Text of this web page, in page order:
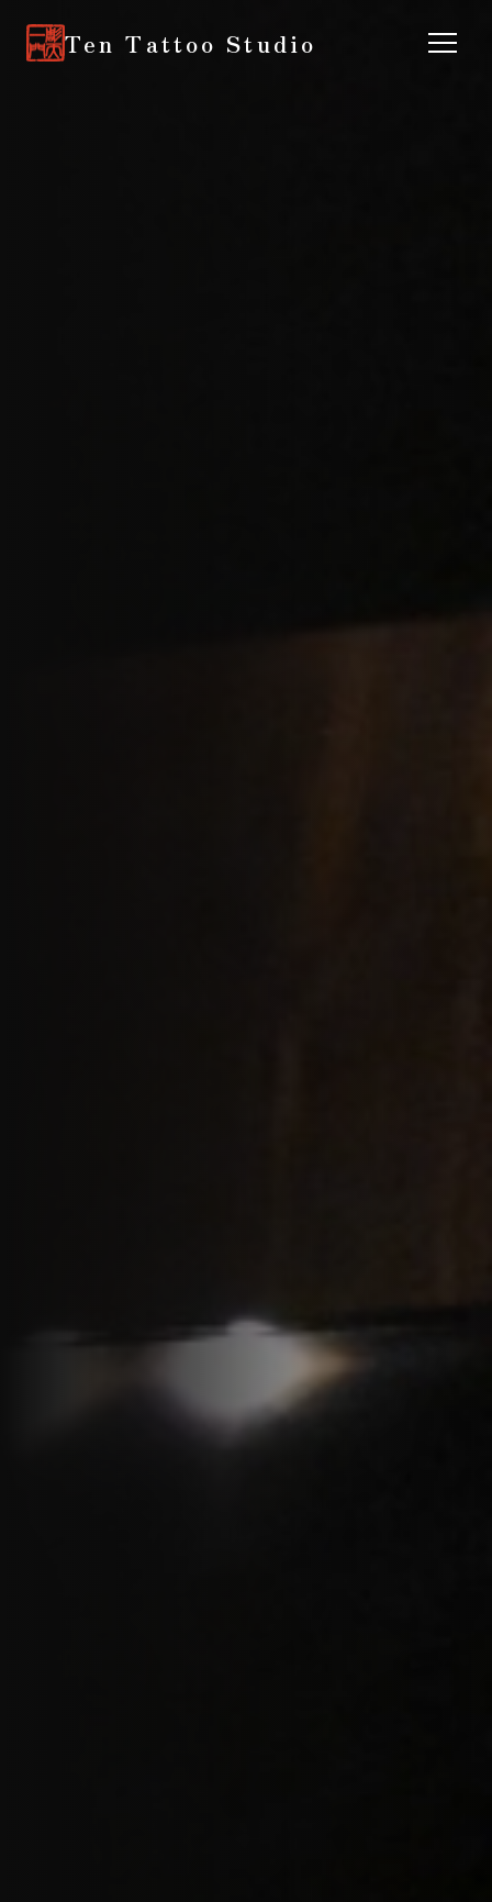
Ten Tattoo Studio